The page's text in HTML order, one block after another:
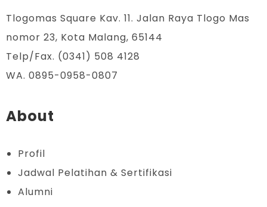
Tlogomas Square Kav. 11. Jalan Raya Tlogo Mas
nomor 23, Kota Malang, 65144
Telp/Fax. (0341) 508 4128
WA. 0895-0958-0807
About
Profil
Jadwal Pelatihan & Sertifikasi
Alumni